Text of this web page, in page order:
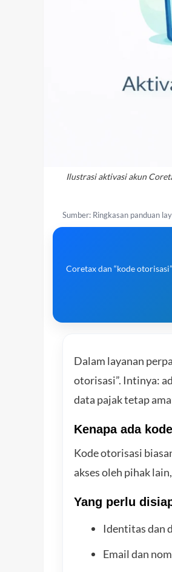
Ilustrasi aktivasi akun
Sumber: Ringkasan panduan
Coretax dan “kode
Dalam layanan
otorisasi”. Intinya:
data pajak tetap
Kenapa ada
Kode otorisasi
akses oleh pihak
Yang perlu
Identitas dan
Email dan